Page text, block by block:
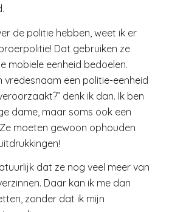
de politie hebben, weet ik er
Dat gebruiken ze
mobiele eenheid bedoelen.
vredesnaam een politie-eenheid
denk ik dan. Ik ben
dame, maar soms ook een
moeten gewoon ophouden
dat ze nog veel meer van
Daar kan ik me dan
zonder dat ik mijn